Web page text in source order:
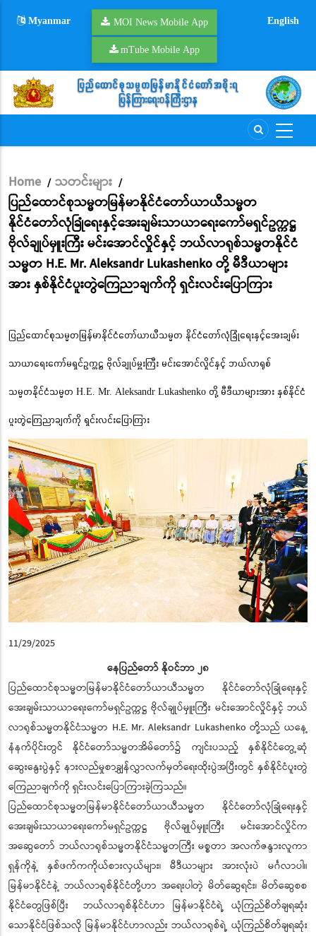
Myanmar MOI News Mobile App
mTube Mobile App
English
Breadcrumb
Home / သတင်းများ /
ပြည်ထောင်စုသမ္မတမြန်မာနိုင်ငံတော်ယာယီသမ္မတ
နိုင်ငံတော်လုံခြုံရေးနှင့်အေးချမ်းသာယာရေးကော်မရှင်ဥက္ကဋ္ဌ
ဗိုလ်ချုပ်မှူးကြီး မင်းအောင်လှိုင်နှင့် ဘယ်လာရုစ်သမ္မတနိုင်ငံ
သမ္မတ H.E. Mr. Aleksandr Lukashenko တို့ မီဒီယာများ
အား နှစ်နိုင်ငံပူးတွဲကြေညာချက်ကို ရှင်းလင်းပြောကြား
ပြည်ထောင်စုသမ္မတမြန်မာနိုင်ငံတော်ယာယီသမ္မတ နိုင်ငံတော်လုံခြုံရေးနှင့်အေးချမ်း
သာယာရေးကော်မရှင်ဥက္ကဋ္ဌ ဗိုလ်ချုပ်မှူးကြီး မင်းအောင်လှိုင်နှင့် ဘယ်လာရုစ်
သမ္မတနိုင်ငံသမ္မတ H.E. Mr. Aleksandr Lukashenko တို့ မီဒီယာများအား နှစ်နိုင်ငံ
ပူးတွဲကြေညာချက်ကို ရှင်းလင်းပြောကြား
11/29/2025
နေပြည်တော် နိုဝင်ဘာ ၂၈
ပြည်ထောင်စုသမ္မတမြန်မာနိုင်ငံတော်ယာယီသမ္မတ နိုင်ငံတော်လုံခြုံရေးနှင့်
အေးချမ်းသာယာရေးကော်မရှင်ဥက္ကဋ္ဌ ဗိုလ်ချုပ်မှူးကြီး မင်းအောင်လှိုင်နှင့် ဘယ်
လာရုစ်သမ္မတနိုင်ငံသမ္မတ H.E. Mr. Aleksandr Lukashenko တို့သည် ယနေ့
နံနက်ပိုင်းတွင် နိုင်ငံတော်သမ္မတအိမ်တော်၌ ကျင်းပသည့် နှစ်နိုင်ငံတွေ့ဆုံ
ဆွေးနွေးပွဲနှင့် နားလည်မှုစာချွှန်လွှာလက်မှတ်ရေးထိုးပွဲအပြီးတွင် နှစ်နိုင်ငံပူးတွဲ
ကြေညာချက်ကို ရှင်းလင်းပြောကြားခဲ့ကြသည်။
ပြည်ထောင်စုသမ္မတမြန်မာနိုင်ငံတော်ယာယီသမ္မတ နိုင်ငံတော်လုံခြုံရေးနှင့်
အေးချမ်းသာယာရေးကော်မရှင်ဥက္ကဋ္ဌ ဗိုလ်ချုပ်မှူးကြီး မင်းအောင်လှိုင်က
အဆွေတော် ဘယ်လာရုစ်သမ္မတနိုင်ငံသမ္မတကြီး မစ္စတာ အလက်ဇန္ဒားလူကာ
ရှန်ကိုနဲ့ နှစ်ဖက်ကကိုယ်စားလှယ်များ၊ မီဒီယာများ အားလုံးပဲ မင်္ဂလာပါ။
မြန်မာနိုင်ငံနဲ့ ဘယ်လာရုစ်နိုင်ငံတို့ဟာ အရေးပါတဲ့ မိတ်ဆွေရင်း၊ မိတ်ဆွေစစ
နိုင်ငံတွေဖြစ်ပြီး ဘယ်လာရုစ်နိုင်ငံဟာ မြန်မာနိုင်ငံရဲ့ ယုံကြည်စိတ်ချရဆုံး
သောနိုင်ငံဖြစ်သလို မြန်မာနိုင်ငံဟာလည်း ဘယ်လာရုစ်ရဲ့ ယုံကြည်စိတ်ချရဆုံး